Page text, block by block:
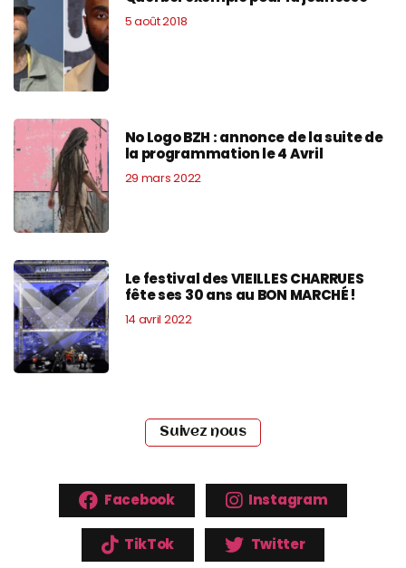
5 août 2018
No Logo BZH : annonce de la suite de
la programmation le 4 Avril
29 mars 2022
Le festival des VIEILLES CHARRUES
fête ses 30 ans au BON MARCHÉ !
14 avril 2022
Suivez nous
Facebook Instagram
TikTok Twitter